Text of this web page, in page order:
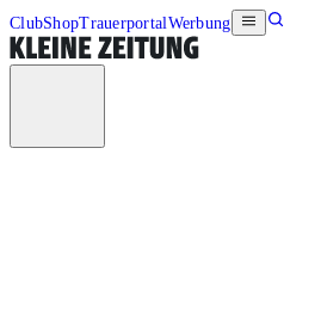
ClubShopTrauerportalWerbung